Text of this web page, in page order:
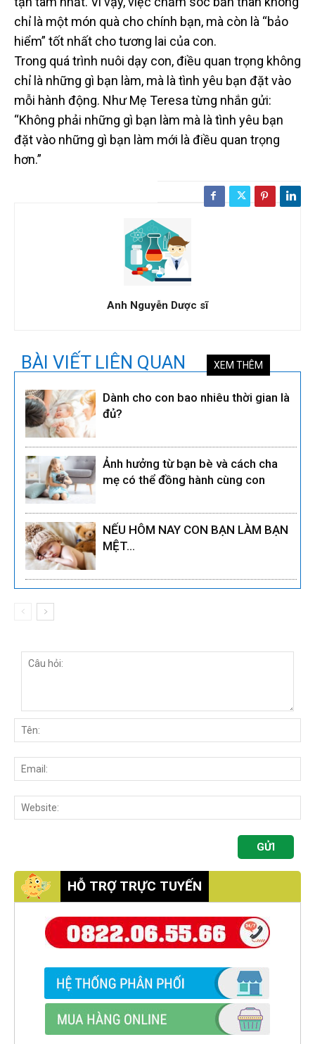
chỉ là một món quà cho chính bạn, mà còn là “bảo
hiểm” tốt nhất cho tương lai của con.
Trong quá trình nuôi dạy con, điều quan trọng không
chỉ là những gì bạn làm, mà là tình yêu bạn đặt vào
mỗi hành động. Như Mẹ Teresa từng nhắn gửi:
“Không phải những gì bạn làm mà là tình yêu bạn
đặt vào những gì bạn làm mới là điều quan trọng
hơn.”
Anh Nguyễn Dược sĩ
BÀI VIẾT LIÊN QUAN XEM THÊM
Dành cho con bao nhiêu thời gian là
đủ?
Ảnh hưởng từ bạn bè và cách cha
mẹ có thể đồng hành cùng con
NẾU HÔM NAY CON BẠN LÀM BẠN
MỆT…
HỖ TRỢ TRỰC TUYẾN